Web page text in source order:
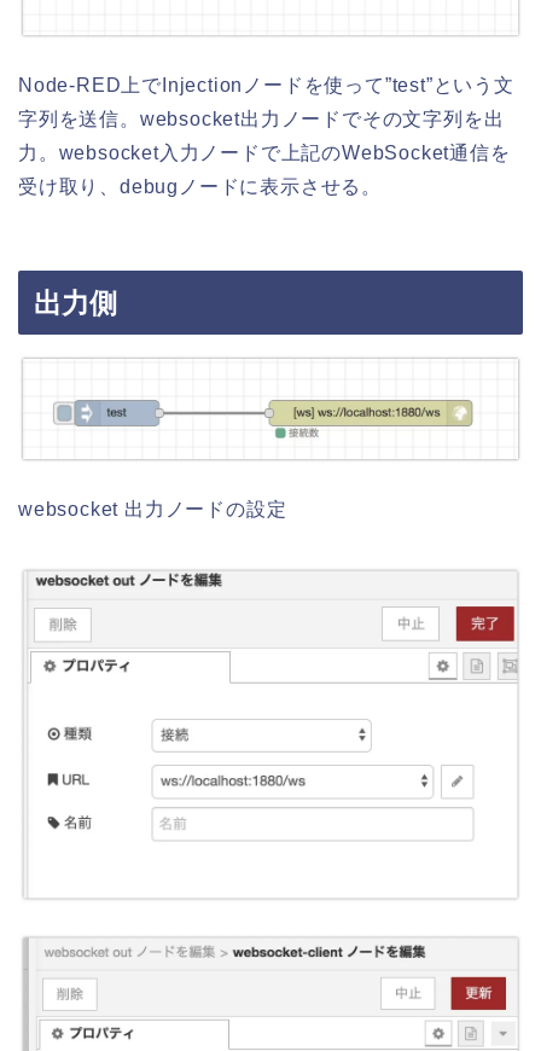
Node-RED上でInjectionノードを使って”test”という文
字列を送信。websocket出力ノードでその文字列を出
力。websocket入力ノードで上記のWebSocket通信を
受け取り、debugノードに表示させる。
出力側
websocket 出力ノードの設定